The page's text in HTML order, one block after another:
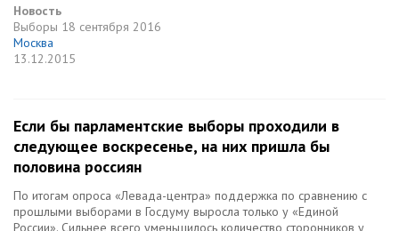
Новость
Выборы 18 сентября 2016
Москва
13.12.2015
Если бы парламентские выборы проходили в
следующее воскресенье, на них пришла бы
половина россиян
По итогам опроса «Левада-центра» поддержка по сравнению с
прошлыми выборами в Госдуму выросла только у «Единой
России». Сильнее всего уменьшилось количество сторонников у